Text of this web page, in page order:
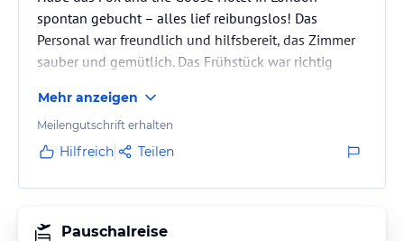
spontan gebucht – alles lief reibungslos! Das
Personal war freundlich und hilfsbereit, das Zimmer
sauber und gemütlich. Das Frühstück war richtig
super schnell in der City. Absolut empfehlenswert!
Mehr anzeigen
Meilengutschrift erhalten
Hilfreich Teilen
Pauschalreise